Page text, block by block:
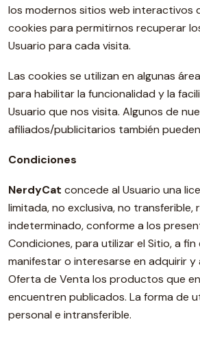
los modernos sitios web interactivos
cookies para permitirnos recuperar
Usuario para cada visita.
Las cookies se utilizan en algunas
para habilitar la funcionalidad y la
Usuario que nos visita. Algunos de
afiliados/publicitarios también
Condiciones
NerdyCat concede al Usuario una
limitada, no exclusiva, no transferible,
indeterminado, conforme a los
Condiciones, para utilizar el Sitio, a fin
manifestar o interesarse en adquirir y
Oferta de Venta los productos que en
encuentren publicados. La forma de
personal e intransferible.